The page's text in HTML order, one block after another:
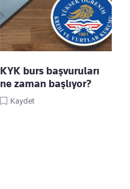
KYK burs başvuruları
ne zaman başlıyor?
Kaydet